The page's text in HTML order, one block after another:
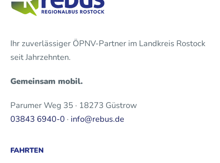
Ihr zuverlässiger ÖPNV-Partner im Landkreis Rostock
seit Jahrzehnten.
Gemeinsam mobil.
Parumer Weg 35 · 18273 Güstrow
03843 6940-0 · info@rebus.de
FAHRTEN